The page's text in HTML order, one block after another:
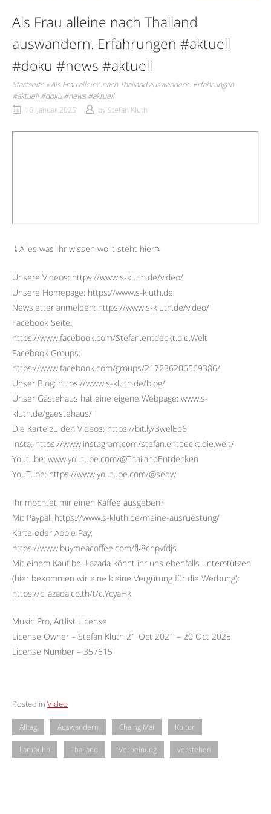
Als Frau alleine nach Thailand
auswandern. Erfahrungen #aktuell
#doku #news #aktuell
Startseite »Als Frau alleine nach Thailand auswandern. Erfahrungen
#aktuell #doku #news #aktuell
16. Januar 2025
by Stefan Kluth
⤹Alles was Ihr wissen wollt steht hier⤵︎
Unsere Videos: https://www.s-kluth.de/video/
Unsere Homepage: https://www.s-kluth.de
Newsletter anmelden: https://www.s-kluth.de/video/
Facebook Seite:
https://www.facebook.com/Stefan.entdeckt.die.Welt
Facebook Groups:
https://www.facebook.com/groups/217236206569386/
Unser Blog: https://www.s-kluth.de/blog/
Unser Gästehaus hat eine eigene Webpage: www.s-
kluth.de/gaestehaus/l
Die Karte zu den Videos: https://bit.ly/3welEd6
Insta: https://www.instagram.com/stefan.entdeckt.die.welt/
Youtube: www.youtube.com/@ThailandEntdecken
YouTube: https://www.youtube.com/@sedw
Ihr möchtet mir einen Kaffee ausgeben?
Mit Paypal: https://www.s-kluth.de/meine-ausruestung/
Karte oder Apple Pay:
https://www.buymeacoffee.com/fk8cnpvfdjs
Mit einem Kauf bei Lazada könnt ihr uns ebenfalls unterstützen
(hier bekommen wir eine kleine Vergütung für die Werbung):
https://c.lazada.co.th/t/c.YcyaHk
Music Pro, Artlist License
License Owner – Stefan Kluth 21 Oct 2021 – 20 Oct 2025
License Number – 357615
Posted in Video
Alltag Auswandern Chaing Mai Kultur
Lampuhn Thailand Verneinung verstehen